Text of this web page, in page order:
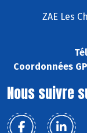
ZAE Les
Coordonnées
Nous suivre